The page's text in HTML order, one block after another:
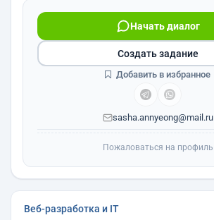
Начать диалог
sasha.annyeong@mail.ru
Создать задание
Добавить в избранное
Пожаловаться на профиль
Веб-разработка и IT